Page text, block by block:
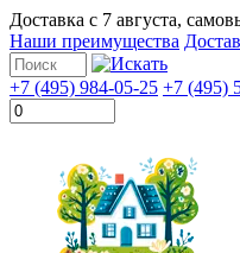
Доставка с 7 августа,
Наши преимущества
+7 (495) 984-05-25 +7 (495)